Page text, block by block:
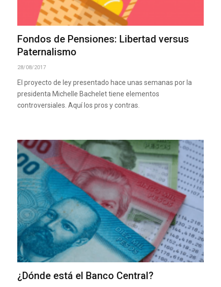
Fondos de Pensiones: Libertad versus
Paternalismo
28/08/2017
El proyecto de ley presentado hace unas semanas por la
presidenta Michelle Bachelet tiene elementos
controversiales. Aquí los pros y contras.
¿Dónde está el Banco Central?